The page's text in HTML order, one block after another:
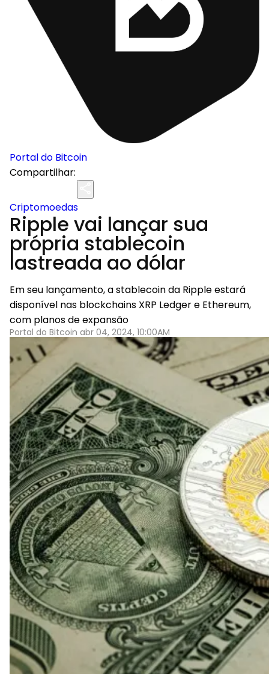
Portal do Bitcoin
Compartilhar:
Criptomoedas
Ripple vai lançar sua
própria stablecoin
lastreada ao dólar
Em seu lançamento, a stablecoin da Ripple estará
disponível nas blockchains XRP Ledger e Ethereum,
com planos de expansão
Portal do Bitcoin abr 04, 2024, 10:00AM